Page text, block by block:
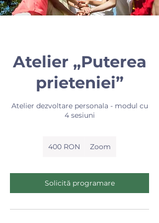
Atelier „Puterea
prieteniei”
Atelier dezvoltare personala - modul cu
4 sesiuni
400 RON Zoom
Solicită programare